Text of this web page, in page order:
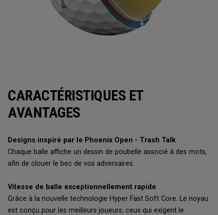
CARACTÉRISTIQUES ET
AVANTAGES
Designs inspiré par le Phoenix Open - Trash Talk
Chaque balle affiche un dessin de poubelle associé à des mots,
afin de clouer le bec de vos adversaires.
Vitesse de balle exceptionnellement rapide
Grâce à la nouvelle technologie Hyper Fast Soft Core. Le noyau
est conçu pour les meilleurs joueurs, ceux qui exigent le